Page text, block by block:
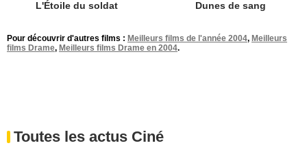
L'Étoile du soldat Dunes de sang
Pour découvrir d'autres films : Meilleurs films de l'année 2004, Meilleurs
films Drame, Meilleurs films Drame en 2004.
Toutes les actus Ciné